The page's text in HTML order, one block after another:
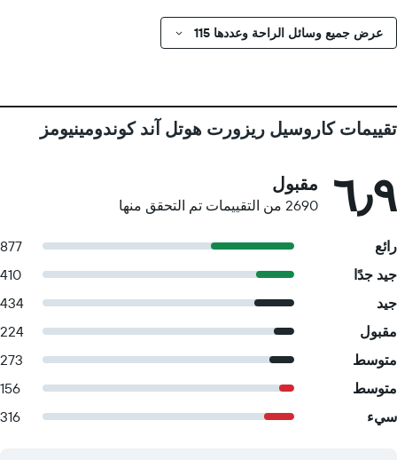
عرض جميع وسائل الراحة وعددها 115
تقييمات كاروسيل ريزورت هوتل آند كوندومينيومز
٦٫٩ مقبول
2690 من التقييمات تم التحقق منها
رائع
877
جيد جدًا
410
جيد
434
مقبول
224
متوسط
273
متوسط
156
سيء
316